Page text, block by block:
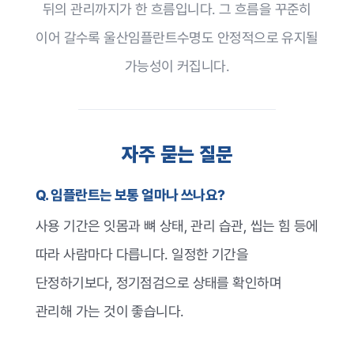
뒤의 관리까지가 한 흐름입니다. 그 흐름을 꾸준히
이어 갈수록 울산임플란트수명도 안정적으로 유지될
가능성이 커집니다.
자주 묻는 질문
Q. 임플란트는 보통 얼마나 쓰나요?
사용 기간은 잇몸과 뼈 상태, 관리 습관, 씹는 힘 등에
따라 사람마다 다릅니다. 일정한 기간을
단정하기보다, 정기점검으로 상태를 확인하며
관리해 가는 것이 좋습니다.